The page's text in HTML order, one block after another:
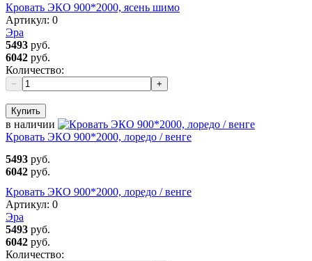
Кровать ЭКО 900*2000, ясень шимо
Артикул: 0
Эра
5493 руб.
6042 руб.
Количество:
− +
Купить
в наличии
Кровать ЭКО 900*2000, лоредо / венге
5493 руб.
6042 руб.
Кровать ЭКО 900*2000, лоредо / венге
Артикул: 0
Эра
5493 руб.
6042 руб.
Количество: